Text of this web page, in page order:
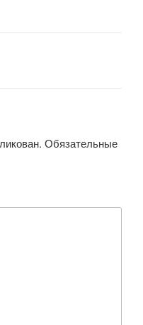
Обязательные